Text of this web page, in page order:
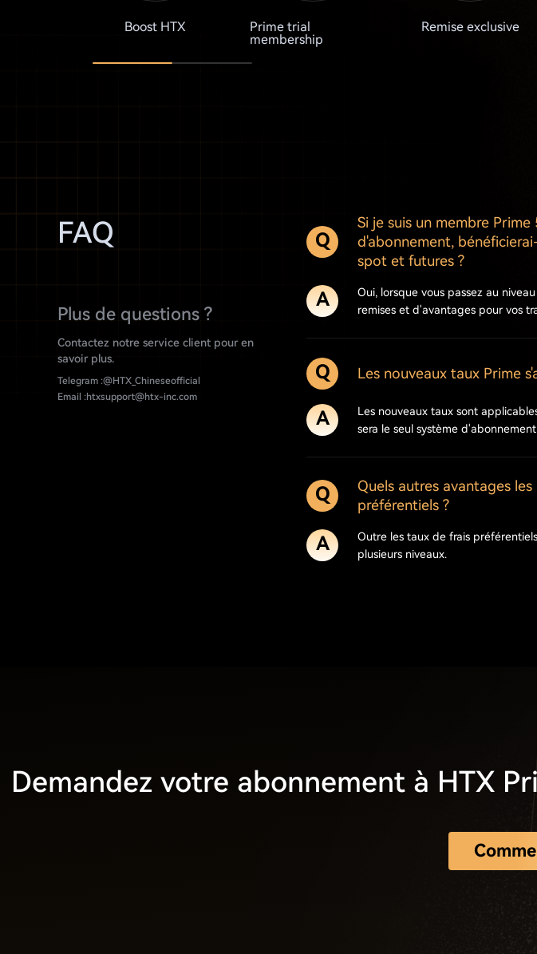
Boost HTX
Prime trial
membership
Remise exclusive
FAQ
Plus de questions ?
Contactez notre service client pour en
savoir plus.
Telegram :@HTX_Chineseofficial
Email :htxsupport@htx-inc.com
Q
Si je suis un membre
d'abonnement,
spot et futures ?
A
Oui, lorsque vous passez au
remises et d'avantages pour vos
Q Les nouveaux taux Prime
A
Les nouveaux taux sont
sera le seul système
Q
Quels autres avantages
préférentiels ?
A
Outre les taux de frais
plusieurs niveaux.
Demandez votre abonnement à HTX